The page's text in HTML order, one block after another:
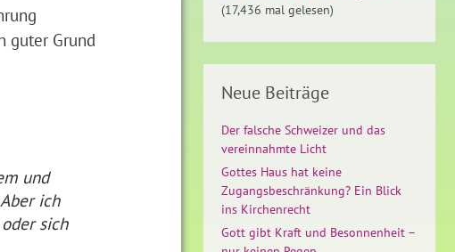
guter Grund
und
ich
sich
(17,436 mal gelesen)
Neue Beiträge
Der falsche Schweizer und das
vereinnahmte Licht
Gottes Haus hat keine
Zugangsbeschränkung? Ein Blick
ins Kirchenrecht
Gott gibt Kraft und Besonnenheit –